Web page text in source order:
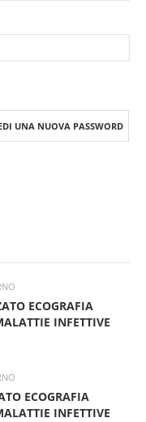
UNA NUOVA PASSWORD
ECOGRAFIA
INFETTIVE
ECOGRAFIA
INFETTIVE